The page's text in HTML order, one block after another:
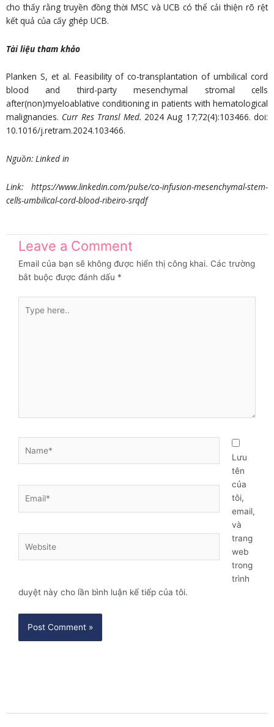
cho thấy rằng truyền đồng thời MSC và UCB có thể cải thiện rõ rệt
kết quả của cấy ghép UCB.
Tài liệu tham khảo
Planken S, et al. Feasibility of co-transplantation of umbilical cord
blood and third-party mesenchymal stromal cells
after(non)myeloablative conditioning in patients with hematological
malignancies. Curr Res Transl Med. 2024 Aug 17;72(4):103466. doi:
10.1016/j.retram.2024.103466.
Nguồn: Linked in
Link: https://www.linkedin.com/pulse/co-infusion-mesenchymal-stem-
cells-umbilical-cord-blood-ribeiro-srqdf
Leave a Comment
Email của bạn sẽ không được hiển thị công khai. Các trường
bắt buộc được đánh dấu *
here..
Lưu
tên
của
tôi,
email,
và
trang
web
trong
trình
duyệt này cho lần bình luận kế tiếp của tôi.